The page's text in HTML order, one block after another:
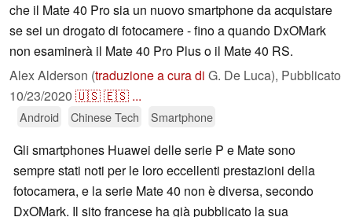
che il Mate 40 Pro sia un nuovo smartphone da acquistare
se sei un drogato di fotocamere - fino a quando DxOMark
non esaminerà il Mate 40 Pro Plus o il Mate 40 RS.
Alex Alderson (traduzione a cura di G. De Luca), Pubblicato
10/23/2020 🇺🇸🇪🇸 ...
Android Chinese Tech Smartphone
Gli smartphones Huawei delle serie P e Mate sono
sempre stati noti per le loro eccellenti prestazioni della
fotocamera, e la serie Mate 40 non è diversa, secondo
DxOMark. Il sito francese ha già pubblicato la sua